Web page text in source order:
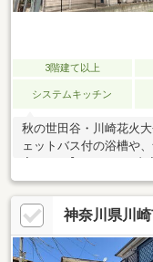
3階建て以上
システムキッチン
秋の世田谷・川崎花火
ェットバス付の浴槽や
洗面化粧台交換◇２階
ド、食洗機、ＩＨコン
etc...細部まで施工中で
毎日の生活が快適な好
通勤通学もスムーズで
神奈川県川